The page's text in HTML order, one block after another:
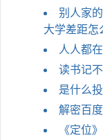
别人家
大学差距怎
人人都
读书记
是什么
解密百
《定位